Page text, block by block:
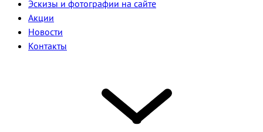
Эскизы и фотографии на сайте
Акции
Новости
Контакты